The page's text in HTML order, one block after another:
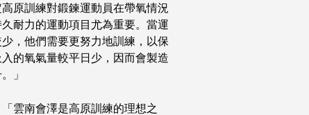
原訓練對鍛鍊運動員在帶氧情況
耐力的運動項目尤為重要。當運
，他們需要更努力地訓練，以保
的氧氣量較平日少，因而會製造
」
雲南會澤是高原訓練的理想之